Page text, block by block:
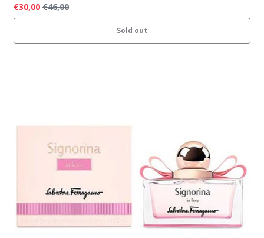
€30,00 €46,00
Sold out